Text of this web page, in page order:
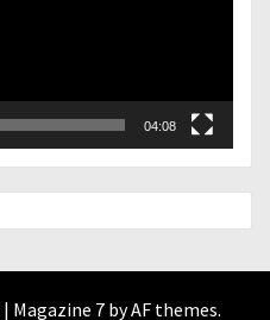
04:08
| Magazine 7by AF themes.